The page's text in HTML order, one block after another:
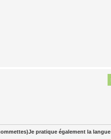
pratique également la langue